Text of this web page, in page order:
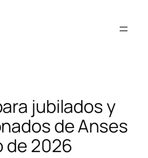
jubilados y
de Anses
de 2026